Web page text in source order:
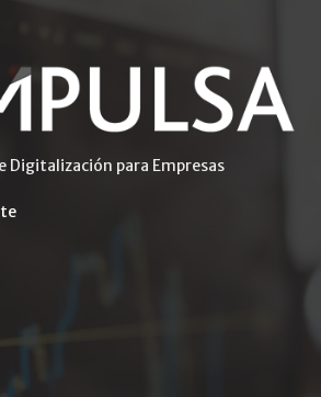
Digitalización para Empresas